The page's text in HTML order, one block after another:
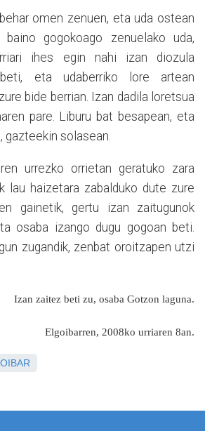
omen zenuen, eta uda ostean
gogokoago zenuelako uda,
ihes egin nahi izan diozula
eta udaberriko lore artean
bide berrian. Izan dadila loretsua
pare. Liburu bat besapean, eta
gazteekin solasean.
urrezko orrietan geratuko zara
lau haizetara zabalduko dute zure
gainetik, gertu izan zaitugunok
osaba izango dugu gogoan beti.
zugandik, zenbat oroitzapen utzi
Izan zaitez beti zu, osaba Gotzon laguna.
Elgoibarren, 2008ko urriaren 8an.